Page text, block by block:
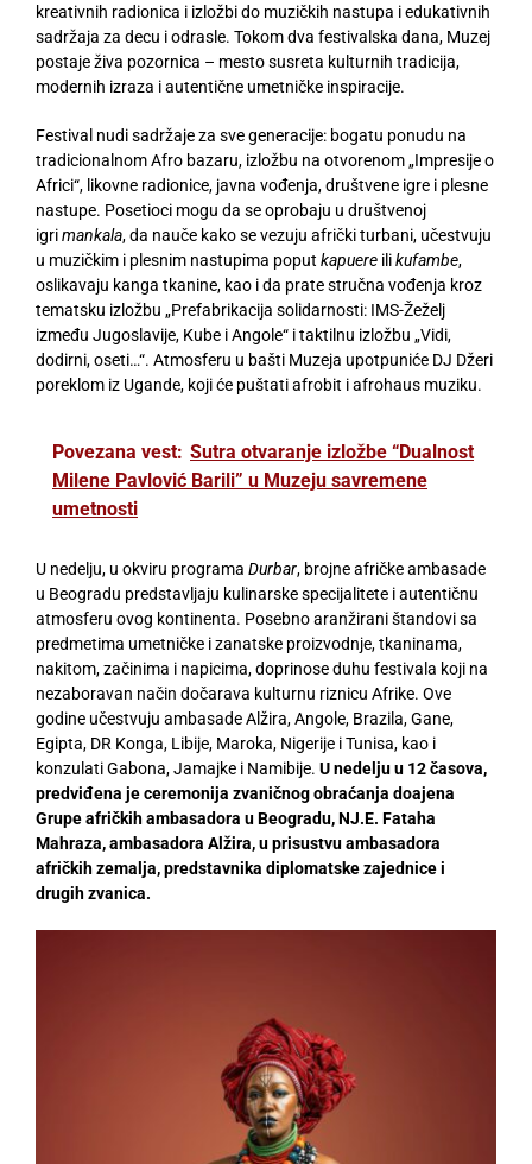
kreativnih radionica i izložbi do muzičkih nastupa i edukativnih
sadržaja za decu i odrasle. Tokom dva festivalska dana, Muzej
postaje živa pozornica – mesto susreta kulturnih tradicija,
modernih izraza i autentične umetničke inspiracije.
Festival nudi sadržaje za sve generacije: bogatu ponudu na
tradicionalnom Afro bazaru, izložbu na otvorenom „Impresije o
Africi“, likovne radionice, javna vođenja, društvene igre i plesne
nastupe. Posetioci mogu da se oprobaju u društvenoj
igrimankala, da nauče kako se vezuju afrički turbani, učestvuju
u muzičkim i plesnim nastupima poput kapuere ilikufambe,
oslikavaju kanga tkanine, kao i da prate stručna vođenja kroz
tematsku izložbu „Prefabrikacija solidarnosti: IMS-Žeželj
između Jugoslavije, Kube i Angole“ i taktilnu izložbu „Vidi,
dodirni, oseti…“. Atmosferu u bašti Muzeja upotpuniće DJ Džeri
poreklom iz Ugande, koji će puštati afrobit i afrohaus muziku.
Povezana vest: Sutra otvaranje izložbe “Dualnost
Milene Pavlović Barili” u Muzeju savremene
umetnosti
U nedelju, u okviru programa Durbar, brojne afričke ambasade
u Beogradu predstavljaju kulinarske specijalitete i autentičnu
atmosferu ovog kontinenta. Posebno aranžirani štandovi sa
predmetima umetničke i zanatske proizvodnje, tkaninama,
nakitom, začinima i napicima, doprinose duhu festivala koji na
nezaboravan način dočarava kulturnu riznicu Afrike. Ove
godine učestvuju ambasade Alžira, Angole, Brazila, Gane,
Egipta, DR Konga, Libije, Maroka, Nigerije i Tunisa, kao i
konzulati Gabona, Jamajke i Namibije. U nedelju u 12 časova,
predviđena je ceremonija zvaničnog obraćanja doajena
Grupe afričkih ambasadora u Beogradu, NJ.E. Fataha
Mahraza, ambasadora Alžira, u prisustvu ambasadora
afričkih zemalja, predstavnika diplomatske zajednice i
drugih zvanica.